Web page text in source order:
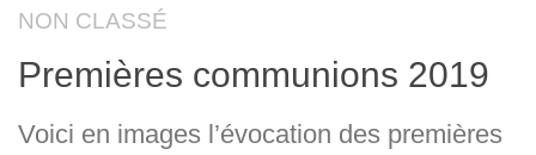
NON CLASSÉ
Premières communions 2019
Voici en images l’évocation des premières